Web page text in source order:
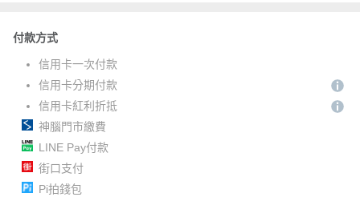
付款方式
信用卡一次付款
信用卡分期付款
信用卡紅利折抵
神腦門市繳費
LINE Pay付款
街口支付
Pi拍錢包